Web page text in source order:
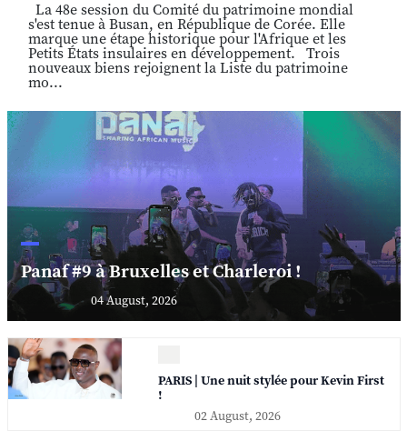
La 48e session du Comité du patrimoine mondial
s'est tenue à Busan, en République de Corée. Elle
marque une étape historique pour l'Afrique et les
Petits États insulaires en développement. Trois
nouveaux biens rejoignent la Liste du patrimoine
mo...
Panaf #9 à Bruxelles et Charleroi !
04 August, 2026
PARIS | Une nuit stylée pour Kevin First
!
02 August, 2026